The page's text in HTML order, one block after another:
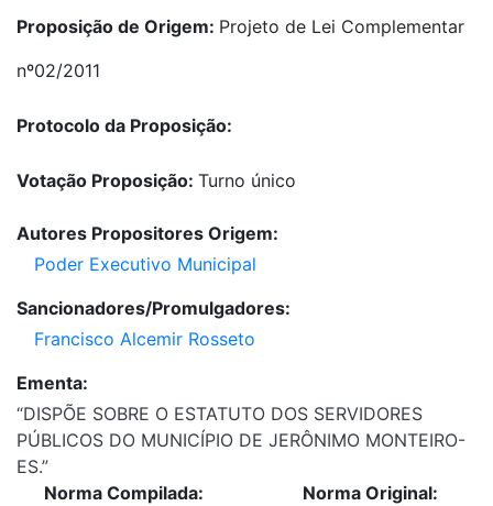
Proposição de Origem: Projeto de Lei Complementar
nº02/2011
Protocolo da Proposição:
Votação Proposição: Turno único
Autores Propositores Origem:
Poder Executivo Municipal
Sancionadores/Promulgadores:
Francisco Alcemir Rosseto
Ementa:
“DISPÕE SOBRE O ESTATUTO DOS SERVIDORES
PÚBLICOS DO MUNICÍPIO DE JERÔNIMO MONTEIRO-
ES.”
Norma Compilada:
Norma Original: